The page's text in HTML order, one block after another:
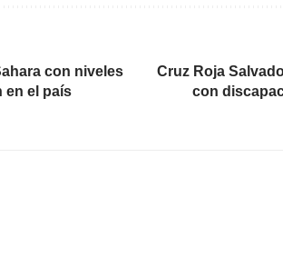
con niveles
en el país
Cruz Roja
con